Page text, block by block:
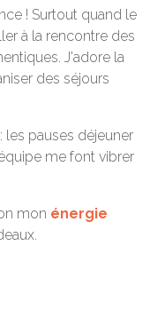
! Surtout quand le
à la rencontre des
J'adore la
des séjours
: les pauses déjeuner
me font vibrer
mon énergie